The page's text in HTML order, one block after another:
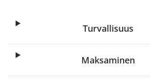
Turvallisuus
Maksaminen